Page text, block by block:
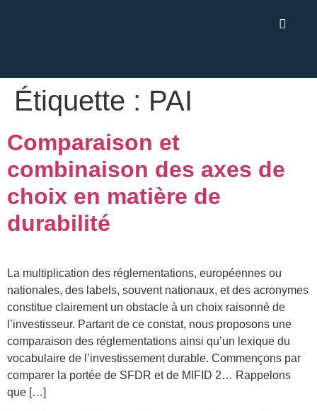
Étiquette : PAI
Comparaison et
combinaison des axes de
choix en matière de
durabilité
La multiplication des réglementations, européennes ou
nationales, des labels, souvent nationaux, et des acronymes
constitue clairement un obstacle à un choix raisonné de
l’investisseur. Partant de ce constat, nous proposons une
comparaison des réglementations ainsi qu’un lexique du
vocabulaire de l’investissement durable. Commençons par
comparer la portée de SFDR et de MIFID 2… Rappelons
que […]